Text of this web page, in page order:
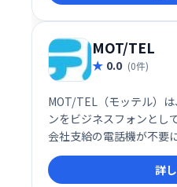
MOT/TEL
0.0 (0件)
MOT/TEL（モッテル）
ンをビジネスフォンとし
会社支給の電話機が不要
業務を行えます。既存
携し、スムーズな導入が
詳